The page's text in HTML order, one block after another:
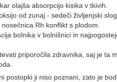
olajša absorpcijo kisika v tkivih.
od zunaj - sedeči življenjski
Rh konflikt s plodom.
bolnika v bolnišnici in
priporočila zdravnika, saj je ta
postopki ji niso poznani, zato je